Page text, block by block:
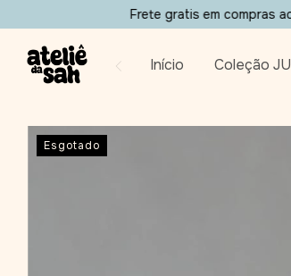
Frete gratis em compras acima de
Início Coleção
Esgotado